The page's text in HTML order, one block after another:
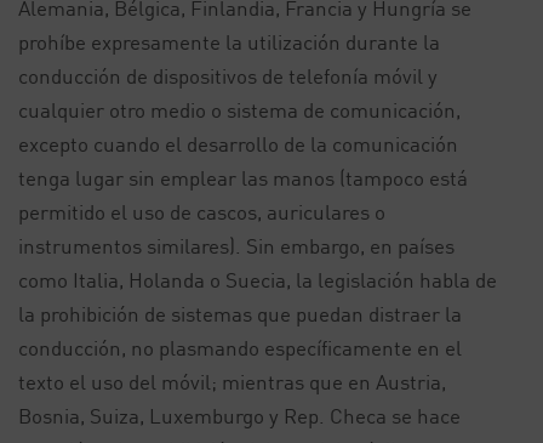
Alemania, Bélgica, Finlandia, Francia y Hungría se
prohíbe expresamente la utilización durante la
conducción de dispositivos de telefonía móvil y
cualquier otro medio o sistema de comunicación,
excepto cuando el desarrollo de la comunicación
tenga lugar sin emplear las manos (tampoco está
permitido el uso de cascos, auriculares o
instrumentos similares). Sin embargo, en países
como Italia, Holanda o Suecia, la legislación habla de
la prohibición de sistemas que puedan distraer la
conducción, no plasmando específicamente en el
texto el uso del móvil; mientras que en Austria,
Bosnia, Suiza, Luxemburgo y Rep. Checa se hace